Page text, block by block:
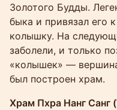
Золотого Будды.
быка и привязал его
колышку. На
заболели, и только
«колышек» —
был построен храм.
Храм Пхра Нанг Санг